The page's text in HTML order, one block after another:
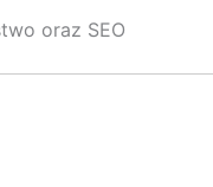
oraz SEO